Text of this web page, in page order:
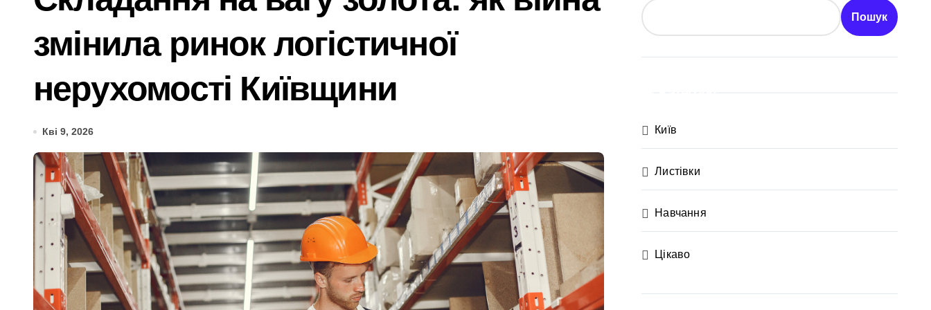
«Стрільба заради шоу: у Києві 20-річний юнак запустив сигнальні ракети у дворі»
У Києві усунули витік 100 літрів аміаку після удару рф
У Київському суді прийняли рішення щодо організатора ботоферми для російського сервісу
Прощальний «джекпот» на 83 мільйони: як керівник київської швидкої віддав бюджетні кошти шахраям
У Київській області 6 серпня вшанують пам’ять жертв російської агресії
«Зловмисна схема в Києві: корупція у службі в тилу на суму 26 тисяч доларів»
«Метро не зможе вмістити всіх»: після трагедії на станції «Квітнева» у Києві пропонують збільшити кількість бетонних укриттів
Розвиток резервного теплопостачання в Києві: місто разом з Агентством відновлення укладають контракти на понад 1,5 ГВт потужностей
Смертельний обстріл станції на Київщині: пояснення Укрзалізниці щодо заборони руху поїздів під час атак
Жахливі умови для дітей: у київській філії табору «Артек» в Пущі-Водиці виявили бруд, плісняву та гнилі фрукти
змінила ринок логістичної
нерухомості Київщини
Кві 9, 2026
Пошук
Київ
Листівки
Навчання
Цікаво